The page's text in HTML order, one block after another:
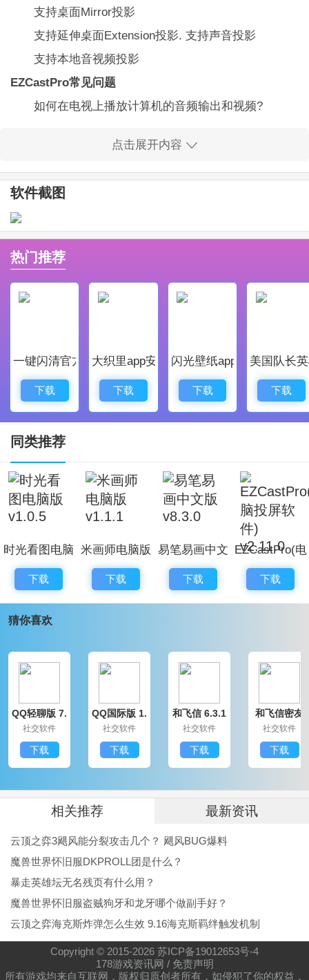
支持桌面Mirror投影
支持延伸桌面Extension投影. 支持声音投影
支持本地音视频投影
EZCastPro常见问题
如何在电视上播放计算机的音频输出和视频?
为什么字幕显示不正确?
您可能为字幕使用了错误的编码。请将加密狗的语
言设置切换为与计算机相同的语言，或使用Uni代码字
幕。
为什么在Windows 7简化版上未安装EZCast Pro应
用程序?
如何使用Windows连接到EZCast Pro?
请从Windows中的EZCast Pro连接到Wi-Fi网络，然
后执行EZCast Pro应用程序。单击窗口右上角的“ SEAR
CH DONGLE”以连接到所需的EZCast Pro设备。连接成
狗”上方，然后您就可以开始使用应用程序中的功能了。
如果与EZCast Pro设备的连接失败，则显示“设备未连
点击展开内容
软件截图
热门推荐
一键闪清官方最新版
下载
大织里app安卓版
下载
闪光壁纸app安卓最新版
下载
美国队长
下载
同类推荐
时光看图电脑
版 v1.0.5
下载
米画师电脑版
v1.1.1
下载
易笔易画中文
版 v8.3.0
下载
EZCastPro(电
脑投屏软件)
v2.11.0
下载
猜你喜欢
QQ轻聊版 7.
9.14314.0
社交软件
下载
QQ国际版 1.
91.1370.0
社交软件
下载
和飞信 6.3.1
200
社交软件
下载
和飞信密友
圈版 6.3.120
社交软件
下载
相关推荐 最新资讯
云顶之弈3飓风能分裂攻击几个？ 飓风BUG爆料
魔兽世界怀旧服DKPROLL团是什么？
暴走英雄坛无名残页有什么用？
魔兽世界怀旧服盗贼狗牙和龙牙哪个做副手好？
云顶之弈海克斯炸弹怎么生效 9.16海克斯羁绊触发机制
Copyright © 2015-2026 苏ICP备19012653号-4
178游戏资讯网 / 免责声明
所有游戏均来自互联网，版权归原创者所有，如侵犯了你的权益，